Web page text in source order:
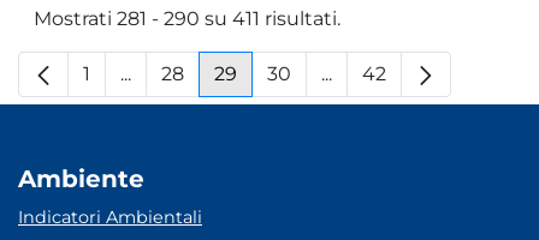
Mostrati 281 - 290 su 411 risultati.
Pagina
1 ...Pagine intermedie
Pagina
28 Pagina
29 Pagina
30 ...Pagine intermedie
Pagina
42
Ambiente
Indicatori Ambientali